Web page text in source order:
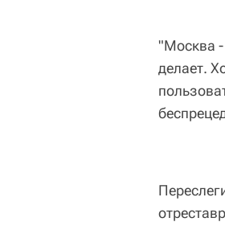
"Москва -
делает.